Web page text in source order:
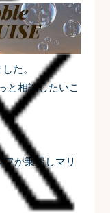
た。
と相談したいこ
が乗船しマリ